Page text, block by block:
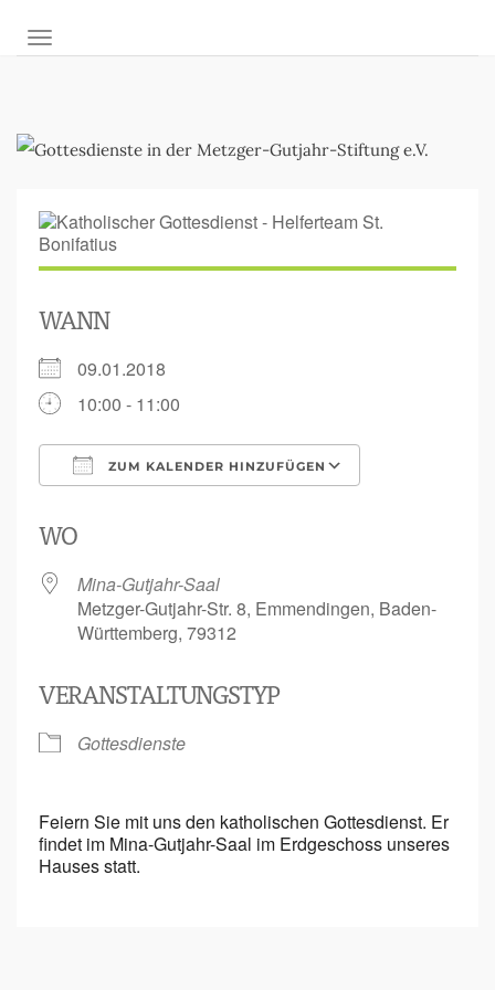
NAVIGATION UMSCHALTEN
WANN
09.01.2018
10:00 - 11:00
ZUM KALENDER HINZUFÜGEN
WO
Mina-Gutjahr-Saal
Metzger-Gutjahr-Str. 8, Emmendingen, Baden-
Württemberg, 79312
VERANSTALTUNGSTYP
Gottesdienste
Feiern Sie mit uns den katholischen Gottesdienst. Er
findet im Mina-Gutjahr-Saal im Erdgeschoss unseres
Hauses statt.